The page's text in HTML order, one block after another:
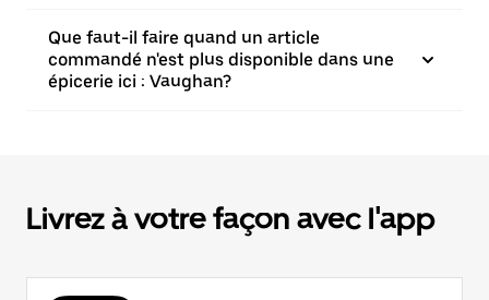
Que faut-il faire quand un article
commandé n'est plus disponible dans une
épicerie ici : Vaughan?
Livrez à votre façon avec l'app